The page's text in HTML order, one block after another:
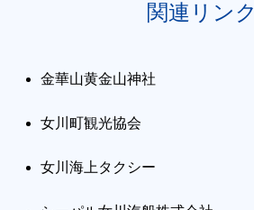
関連リンク
金華山黄金山神社
女川町観光協会
女川海上タクシー